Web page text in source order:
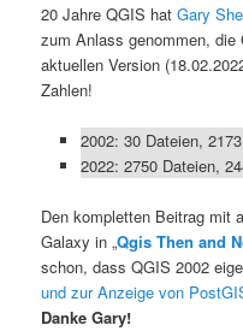
20 Jahre QGIS hatGary
zum Anlass genommen,
aktuellen Version
Zahlen!
2002: 30 Dateien,
2022: 2750 Dateien,
Den kompletten Beitrag mit
Galaxy in „Qgis Then and
schon, dass QGIS 2002
und zur Anzeige von
Danke Gary!